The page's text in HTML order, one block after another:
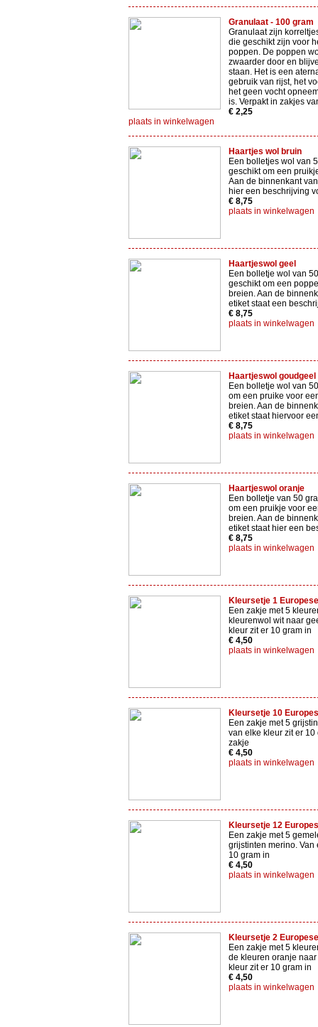
Granulaat - 100 gram
Granulaat zijn
die geschikt zijn voor
poppen. De poppen
zwaarder door en
staan. Het is een
gebruik van rijst, het
het geen vocht
is. Verpakt in zakjes
€ 2,25
plaats in winkelwagen
Haartjes wol bruin
Een bolletjes wol van
geschikt om een
Aan de binnenkant
hier een beschrijving
€ 8,75
plaats in winkelwagen
Haartjeswol geel
Een bolletje wol van
geschikt om een
breien. Aan de
etiket staat een
€ 8,75
plaats in winkelwagen
Haartjeswol goudgeel
Een bolletje wol van
om een pruike voor
breien. Aan de
etiket staat hiervoor
€ 8,75
plaats in winkelwagen
Haartjeswol oranje
Een bolletje van 50
om een pruikje voor
breien. Aan de
etiket staat hier een
€ 8,75
plaats in winkelwagen
Kleursetje 1
Een zakje met 5
kleurenwol wit naar
kleur zit er 10 gram in
€ 4,50
plaats in winkelwagen
Kleursetje 10
Een zakje met 5
van elke kleur zit er 10
zakje
€ 4,50
plaats in winkelwagen
Kleursetje 12
Een zakje met 5
grijstinten merino. Van
10 gram in
€ 4,50
plaats in winkelwagen
Kleursetje 2
Een zakje met 5
de kleuren oranje
kleur zit er 10 gram in
€ 4,50
plaats in winkelwagen